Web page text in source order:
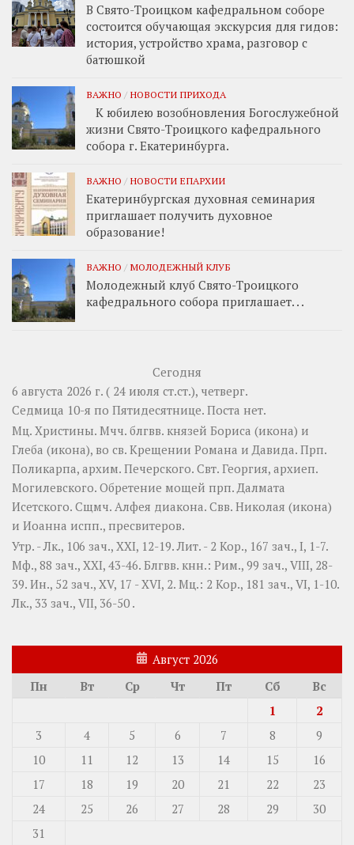
В Свято-Троицком кафедральном соборе
состоится обучающая экскурсия для гидов:
история, устройство храма, разговор с
батюшкой
ВАЖНО / НОВОСТИ ПРИХОДА
К юбилею возобновления Богослужебной
жизни Свято-Троицкого кафедрального
собора г. Екатеринбурга.
ВАЖНО / НОВОСТИ ЕПАРХИИ
Екатеринбургская духовная семинария
приглашает получить духовное
образование!
ВАЖНО / МОЛОДЕЖНЫЙ КЛУБ
Молодежный клуб Свято-Троицкого
кафедрального собора приглашает. . .
Сегодня
6 августа 2026 г. ( 24 июля ст.ст.), четверг.
Седмица 10-я по Пятидесятнице. Поста нет.
Мц. Христины. Мчч. блгвв. князей Бориса (икона) и
Глеба (икона), во св. Крещении Романа и Давида. Прп.
Поликарпа, архим. Печерского. Свт. Георгия, архиеп.
Могилевского. Обретение мощей прп. Далмата
Исетского. Сщмч. Алфея диакона. Свв. Николая (икона)
и Иоанна испп., пресвитеров.
Утр. -Лк., 106 зач., XXI, 12-19.Лит. - 2 Кор., 167 зач., I, 1-7.
Мф., 88 зач., XXI, 43-46. Блгвв. кнн.: Рим., 99 зач., VIII, 28-
39. Ин., 52 зач., XV, 17 - XVI, 2. Мц.: 2 Кор., 181 зач., VI, 1-10.
Лк., 33 зач., VII, 36-50 .
Август 2026
Пн
Вт Ср Чт Пт Сб
Вс
1
2
3
4 5 6 7 8
9
10
11 12 13 14 15
16
17
18 19 20 21 22
23
24
25 26 27 28 29
30
31